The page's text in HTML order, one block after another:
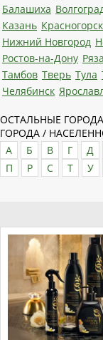
Балашиха
Казань Красногорск
Нижний Новгород
Ростов-на-Дону
Тамбов Тверь Тула
Челябинск
ОСТАЛЬНЫЕ
ГОРОДА /
А
Б В Г Д
П
Р С Т У